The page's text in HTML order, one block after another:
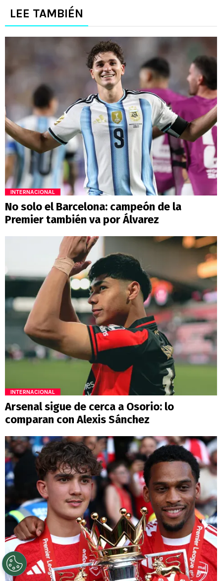
LEE TAMBIÉN
INTERNACIONAL
No solo el Barcelona: campeón de la
Premier también va por Álvarez
INTERNACIONAL
Arsenal sigue de cerca a Osorio: lo
comparan con Alexis Sánchez